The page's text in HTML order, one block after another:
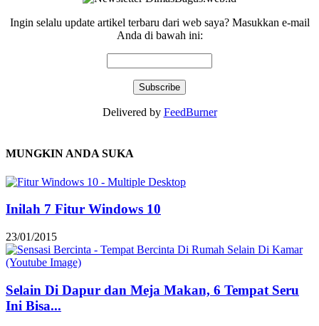
Ingin selalu update artikel terbaru dari web saya? Masukkan e-mail
Anda di bawah ini:
Delivered by FeedBurner
MUNGKIN ANDA SUKA
Inilah 7 Fitur Windows 10
23/01/2015
Selain Di Dapur dan Meja Makan, 6 Tempat Seru
Ini Bisa...